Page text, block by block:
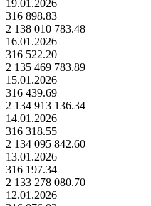
19.01.2026
316 898.83
2 138 010 783.48
16.01.2026
316 522.20
2 135 469 783.89
15.01.2026
316 439.69
2 134 913 136.34
14.01.2026
316 318.55
2 134 095 842.60
13.01.2026
316 197.34
2 133 278 080.70
12.01.2026